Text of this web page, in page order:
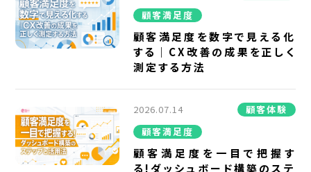
顧客満足度
顧客満足度を数字で見える化
する｜CX改善の成果を正しく
測定する方法
2026.07.14
顧客体験
顧客満足度
顧客満足度を一目で把握す
る!ダッシュボード構築のステ